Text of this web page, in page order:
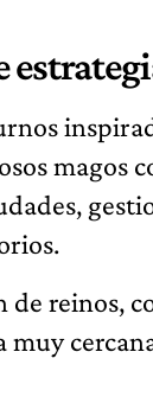
magos
reinos,